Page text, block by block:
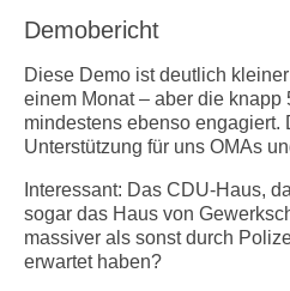
Demobericht
Diese Demo ist deutlich
einem Monat – aber die knapp
mindestens ebenso
Unterstützung für uns OMAs
Interessant: Das CDU-Haus,
sogar das Haus von
massiver als sonst durch
erwartet haben?